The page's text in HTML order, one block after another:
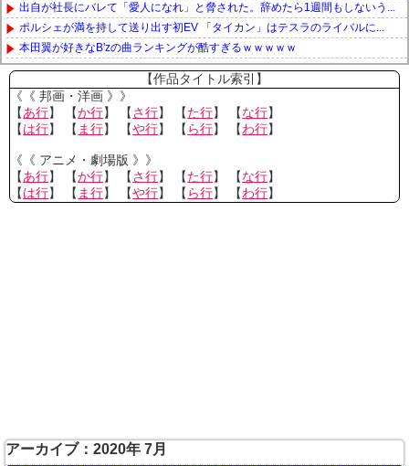
出自が社長にバレて「愛人になれ」と脅された。辞めたら1週間もしないう...
ポルシェが満を持して送り出す初EV 「タイカン」はテスラのライバルに...
本田翼が好きなB'zの曲ランキングが酷すぎるｗｗｗｗｗ
Powered by livedoor 相互RSS
【作品タイトル索引】
《《 邦画・洋画 》》
【あ行】 【か行】 【さ行】 【た行】 【な行】
【は行】 【 ま行】 【や行】 【 ら行】 【わ行】
《《 アニメ・劇場版 》》
【あ行】 【か行】 【さ行】 【た行】 【な行】
【は行】 【 ま行】 【や行】 【 ら行】 【わ行】
アーカイブ：2020年 7月